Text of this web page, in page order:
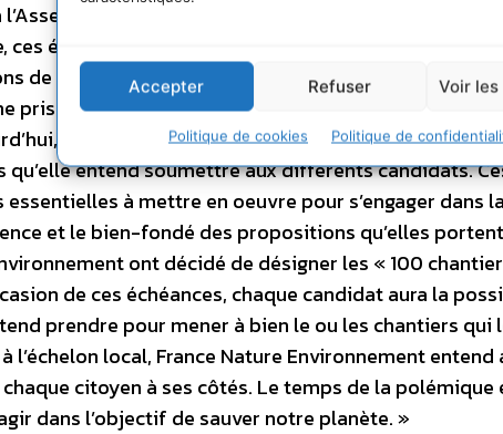
Accepter Refuser Voir
Politique de cookies Politique de
nationale. Pour France Nature
élections sont l’occasion d’insuffler une nouvelle
de nos modes de vie. Dans cet esprit, nous tenons
de conscience, et nous soutenons, sans réserve,
afin de contribuer au débat, France Nature
entend soumettre aux différents candidats.
à mettre en oeuvre pour s’engager dans
et le bien-fondé des propositions qu’elles
ont décidé de désigner les « 100
de ces échéances, chaque candidat aura la
prendre pour mener à bien le ou les chantiers qui
l’échelon local, France Nature Environnement
citoyen à ses côtés. Le temps de la
dans l’objectif de sauver notre planète. »